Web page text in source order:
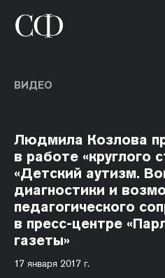
ВИДЕО
Людмила Козлова
в работе «круглого
«Детский аутизм.
диагностики и
педагогического
в пресс-центре
газеты»
17 января 2017 г.